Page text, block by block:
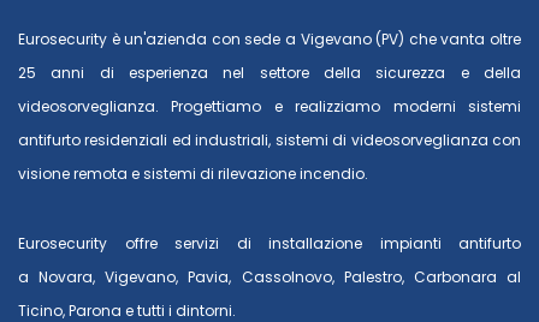
Eurosecurity è un'azienda con sede a Vigevano (PV) che vanta oltre
25 anni di esperienza nel settore della sicurezza e della
videosorveglianza. Progettiamo e realizziamo moderni sistemi
antifurto residenziali ed industriali, sistemi di videosorveglianza con
visione remota e sistemi di rilevazione incendio.
Eurosecurity offre servizi di installazione impianti antifurto
aNovara,Vigevano,Pavia, Cassolnovo, Palestro, Carbonara al
Ticino,Parona e tutti i dintorni.